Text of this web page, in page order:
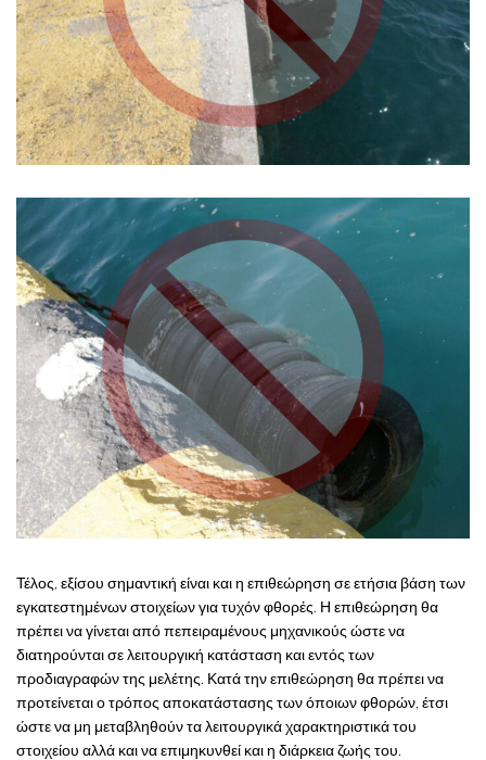
Τέλος, εξίσου σημαντική είναι και η επιθεώρηση σε ετήσια βάση των
εγκατεστημένων στοιχείων για τυχόν φθορές. Η επιθεώρηση θα
πρέπει να γίνεται από πεπειραμένους μηχανικούς ώστε να
διατηρούνται σε λειτουργική κατάσταση και εντός των
προδιαγραφών της μελέτης. Κατά την επιθεώρηση θα πρέπει να
προτείνεται ο τρόπος αποκατάστασης των όποιων φθορών, έτσι
ώστε να μη μεταβληθούν τα λειτουργικά χαρακτηριστικά του
στοιχείου αλλά και να επιμηκυνθεί και η διάρκεια ζωής του.